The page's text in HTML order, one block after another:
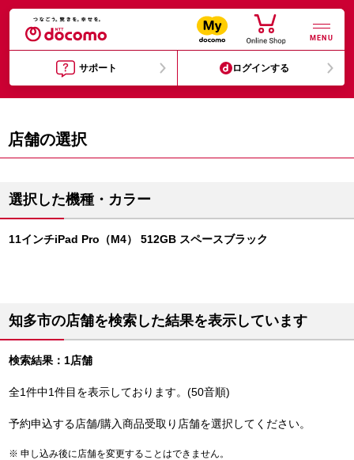
MENU
サポート ログインする
店舗の選択
選択した機種・カラー
11インチiPad Pro（M4） 512GB スペースブラック
知多市の店舗を検索した結果を表示しています
検索結果：1店舗
全1件中1件目を表示しております。(50音順)
予約申込する店舗/購入商品受取り店舗を選択してください。
申し込み後に店舗を変更することはできません。